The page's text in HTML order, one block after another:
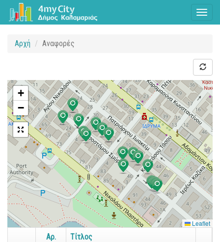
Αρχή Αναφορές
+
−
Leaflet
Αρ. Τίτλος